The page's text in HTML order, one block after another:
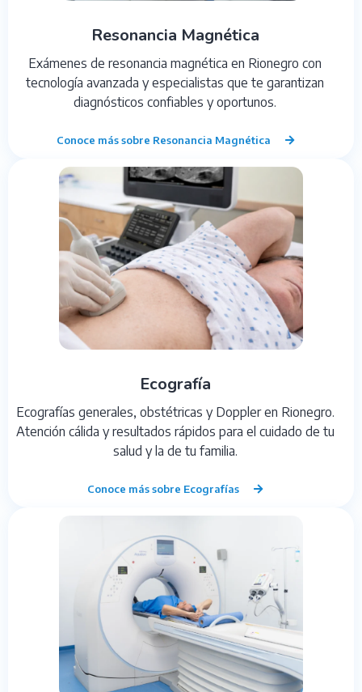
Resonancia Magnética
Exámenes de resonancia magnética en Rionegro con
tecnología avanzada y especialistas que te garantizan
diagnósticos confiables y oportunos.
Conoce más sobre Resonancia Magnética
Ecografía
Ecografías generales, obstétricas y Doppler en Rionegro.
Atención cálida y resultados rápidos para el cuidado de tu
salud y la de tu familia.
Conoce más sobre Ecografías